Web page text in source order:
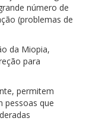
número de
(problemas de
da Miopia,
para
permitem
pessoas que